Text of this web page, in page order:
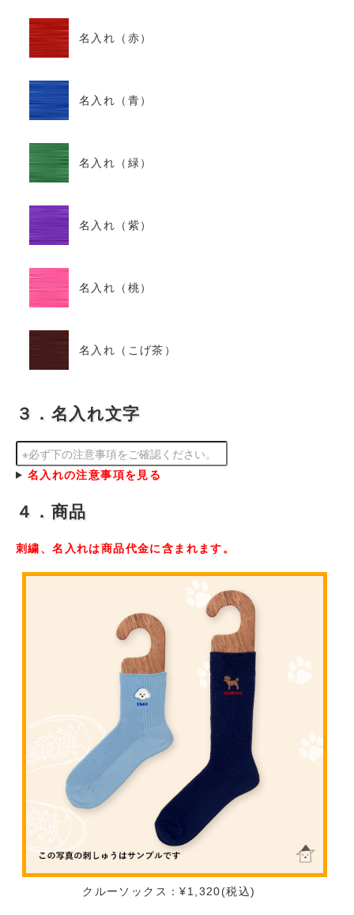
名入れ（赤）
名入れ（青）
名入れ（緑）
名入れ（紫）
名入れ（桃）
名入れ（こげ茶）
３．名入れ文字
名入れの注意事項を見る
４．商品
刺繍、名入れは商品代金に含まれます。
クルーソックス：¥1,320(税込)